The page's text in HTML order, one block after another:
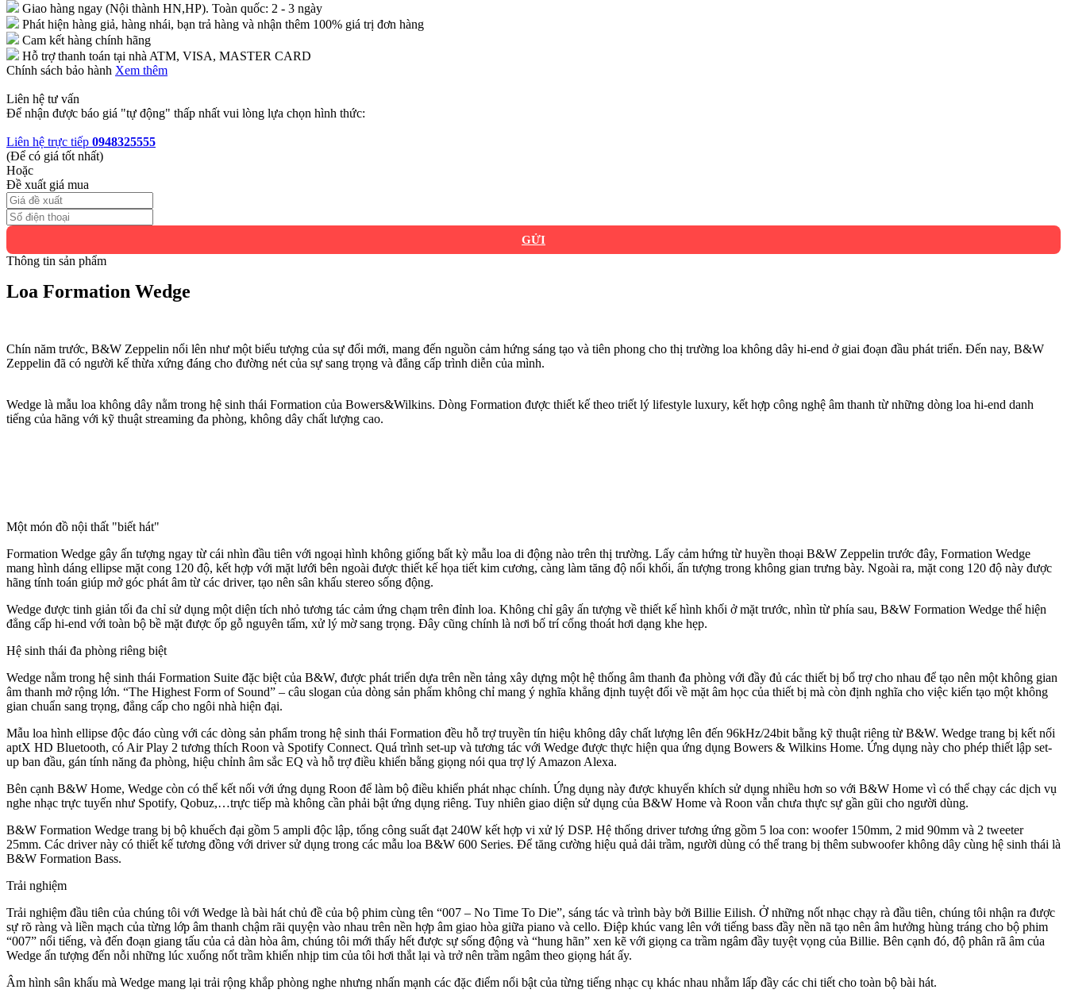
Giao hàng ngay (Nội thành HN,HP). Toàn quốc: 2 - 3 ngày
Phát hiện hàng giả, hàng nhái, bạn trả hàng và nhận thêm 100% giá trị đơn hàng
Cam kết hàng chính hãng
Hỗ trợ thanh toán tại nhà ATM, VISA, MASTER CARD
Chính sách bảo hành Xem thêm
Liên hệ tư vấn
Để nhận được báo giá "tự động" thấp nhất vui lòng lựa chọn hình thức:
Liên hệ trực tiếp 0948325555
(Để có giá tốt nhất)
Hoặc
Đề xuất giá mua
GỬI
Thông tin sản phẩm
Loa Formation Wedge
Chín năm trước, B&W Zeppelin nổi lên như một biểu tượng của sự đổi mới, mang đến nguồn cảm hứng sáng tạo và tiên phong cho thị trường loa không dây hi-end ở giai đoạn đầu phát triển. Đến nay, B&W
Zeppelin đã có người kế thừa xứng đáng cho đường nét của sự sang trọng và đẳng cấp trình diễn của mình.
Wedge là mẫu loa không dây nằm trong hệ sinh thái Formation của Bowers&Wilkins. Dòng Formation được thiết kế theo triết lý lifestyle luxury, kết hợp công nghệ âm thanh từ những dòng loa hi-end danh
tiếng của hãng với kỹ thuật streaming đa phòng, không dây chất lượng cao.
Một món đồ nội thất "biết hát"
Formation Wedge gây ấn tượng ngay từ cái nhìn đầu tiên với ngoại hình không giống bất kỳ mẫu loa di động nào trên thị trường. Lấy cảm hứng từ huyền thoại B&W Zeppelin trước đây, Formation Wedge
mang hình dáng ellipse mặt cong 120 độ, kết hợp với mặt lưới bên ngoài được thiết kế họa tiết kim cương, càng làm tăng độ nổi khối, ấn tượng trong không gian trưng bày. Ngoài ra, mặt cong 120 độ này được
hãng tính toán giúp mở góc phát âm từ các driver, tạo nên sân khấu stereo sống động.
Wedge được tinh giản tối đa chỉ sử dụng một diện tích nhỏ tương tác cảm ứng chạm trên đỉnh loa. Không chỉ gây ấn tượng về thiết kế hình khối ở mặt trước, nhìn từ phía sau, B&W Formation Wedge thể hiện
đẳng cấp hi-end với toàn bộ bề mặt được ốp gỗ nguyên tấm, xử lý mờ sang trọng. Đây cũng chính là nơi bố trí cổng thoát hơi dạng khe hẹp.
Hệ sinh thái đa phòng riêng biệt
Wedge nằm trong hệ sinh thái Formation Suite đặc biệt của B&W, được phát triển dựa trên nền tảng xây dựng một hệ thống âm thanh đa phòng với đầy đủ các thiết bị bổ trợ cho nhau để tạo nên một không gian
âm thanh mở rộng lớn. “The Highest Form of Sound” – câu slogan của dòng sản phẩm không chỉ mang ý nghĩa khẳng định tuyệt đối về mặt âm học của thiết bị mà còn định nghĩa cho việc kiến tạo một không
gian chuẩn sang trọng, đẳng cấp cho ngôi nhà hiện đại.
Mẫu loa hình ellipse độc đáo cùng với các dòng sản phẩm trong hệ sinh thái Formation đều hỗ trợ truyền tín hiệu không dây chất lượng lên đến 96kHz/24bit bằng kỹ thuật riêng từ B&W. Wedge trang bị kết nối
aptX HD Bluetooth, có Air Play 2 tương thích Roon và Spotify Connect. Quá trình set-up và tương tác với Wedge được thực hiện qua ứng dụng Bowers & Wilkins Home. Ứng dụng này cho phép thiết lập set-
up ban đầu, gán tính năng đa phòng, hiệu chỉnh âm sắc EQ và hỗ trợ điều khiển bằng giọng nói qua trợ lý Amazon Alexa.
Bên cạnh B&W Home, Wedge còn có thể kết nối với ứng dụng Roon để làm bộ điều khiển phát nhạc chính. Ứng dụng này được khuyến khích sử dụng nhiều hơn so với B&W Home vì có thể chạy các dịch vụ
nghe nhạc trực tuyến như Spotify, Qobuz,…trực tiếp mà không cần phải bật ứng dụng riêng. Tuy nhiên giao diện sử dụng của B&W Home và Roon vẫn chưa thực sự gần gũi cho người dùng.
B&W Formation Wedge trang bị bộ khuếch đại gồm 5 ampli độc lập, tổng công suất đạt 240W kết hợp vi xử lý DSP. Hệ thống driver tương ứng gồm 5 loa con: woofer 150mm, 2 mid 90mm và 2 tweeter
25mm. Các driver này có thiết kế tương đồng với driver sử dụng trong các mẫu loa B&W 600 Series. Để tăng cường hiệu quả dải trầm, người dùng có thể trang bị thêm subwoofer không dây cùng hệ sinh thái là
B&W Formation Bass.
Trải nghiệm
Trải nghiệm đầu tiên của chúng tôi với Wedge là bài hát chủ đề của bộ phim cùng tên “007 – No Time To Die”, sáng tác và trình bày bởi Billie Eilish. Ở những nốt nhạc chạy rà đầu tiên, chúng tôi nhận ra được
sự rõ ràng và liền mạch của từng lớp âm thanh chậm rãi quyện vào nhau trên nền hợp âm giao hòa giữa piano và cello. Điệp khúc vang lên với tiếng bass đầy nền nã tạo nên âm hưởng hùng tráng cho bộ phim
“007” nổi tiếng, và đến đoạn giang tấu của cả dàn hòa âm, chúng tôi mới thấy hết được sự sống động và “hung hãn” xen kẽ với giọng ca trầm ngâm đầy tuyệt vọng của Billie. Bên cạnh đó, độ phân rã âm của
Wedge ấn tượng đến nỗi những lúc xuống nốt trầm khiến nhịp tim của tôi hơi thắt lại và trở nên trầm ngâm theo giọng hát ấy.
Âm hình sân khấu mà Wedge mang lại trải rộng khắp phòng nghe nhưng nhấn mạnh các đặc điểm nổi bật của từng tiếng nhạc cụ khác nhau nhằm lấp đầy các chi tiết cho toàn bộ bài hát.